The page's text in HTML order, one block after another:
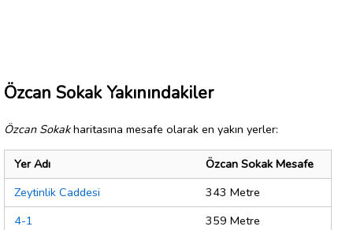
Özcan Sokak Yakınındakiler
Özcan Sokakharitasına mesafe olarak en yakın yerler:
Yer Adı
Özcan Sokak Mesafe
Zeytinlik Caddesi
343 Metre
4-1
359 Metre